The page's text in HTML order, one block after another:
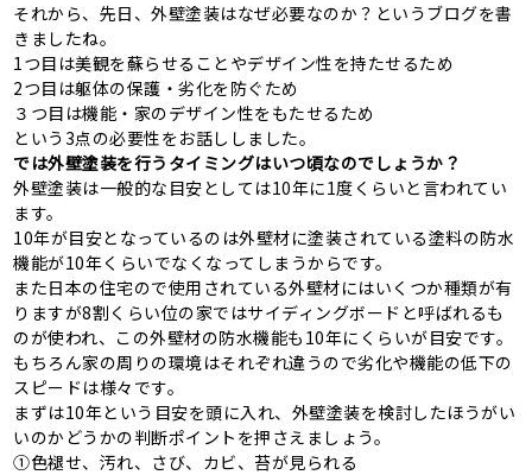
それから、先日、外壁塗装はなぜ必要なのか？というブログを書
きましたね。
1つ目は美観を蘇らせることやデザイン性を持たせるため
2つ目は躯体の保護・劣化を防ぐため
３つ目は機能・家のデザイン性をもたせるため
という3点の必要性をお話ししました。
では外壁塗装を行うタイミングはいつ頃なのでしょうか？
外壁塗装は一般的な目安としては10年に1度くらいと言われてい
ます。
10年が目安となっているのは外壁材に塗装されている塗料の防水
機能が10年くらいでなくなってしまうからです。
また日本の住宅ので使用されている外壁材にはいくつか種類が有
りますが8割くらい位の家ではサイディングボードと呼ばれるも
のが使われ、この外壁材の防水機能も10年にくらいが目安です。
もちろん家の周りの環境はそれぞれ違うので劣化や機能の低下の
スピードは様々です。
まずは10年という目安を頭に入れ、外壁塗装を検討したほうがい
いのかどうかの判断ポイントを押さえましょう。
①色褪せ、汚れ、さび、カビ、苔が見られる